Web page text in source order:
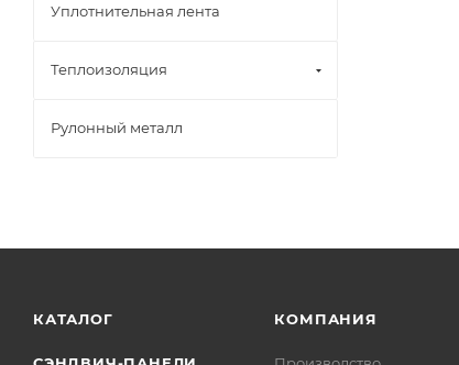
Уплотнительная лента
Теплоизоляция
Рулонный металл
КАТАЛОГ КОМПАНИЯ